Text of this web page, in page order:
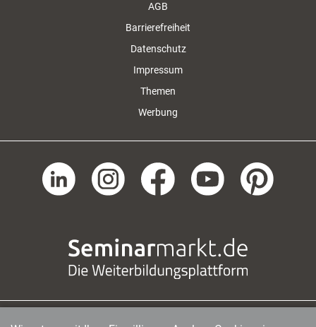
AGB
Barrierefreiheit
Datenschutz
Impressum
Themen
Werbung